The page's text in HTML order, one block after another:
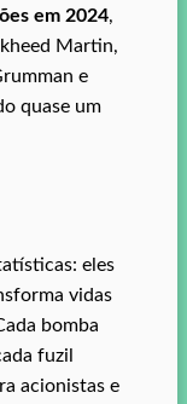
em 2024,
Martin,
e
quase um
eles
vidas
bomba
fuzil
acionistas e